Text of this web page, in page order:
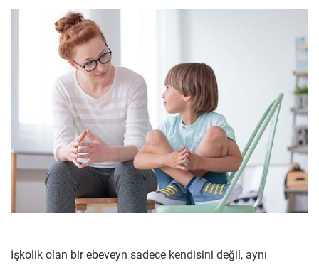
İşkolik olan bir ebeveyn sadece kendisini değil, aynı